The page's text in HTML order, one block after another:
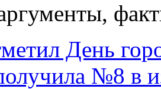
День
№8 в